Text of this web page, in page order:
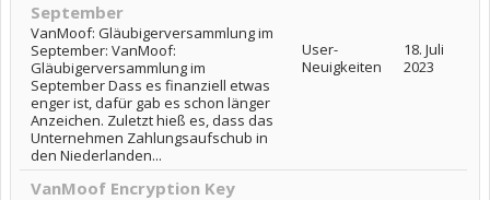
September
VanMoof: Gläubigerversammlung im
September: VanMoof:
Gläubigerversammlung im
September Dass es finanziell etwas
enger ist, dafür gab es schon länger
Anzeichen. Zuletzt hieß es, dass das
Unternehmen Zahlungsaufschub in
den Niederlanden...
User-
Neuigkeiten
18. Juli
2023
VanMoof Encryption Key